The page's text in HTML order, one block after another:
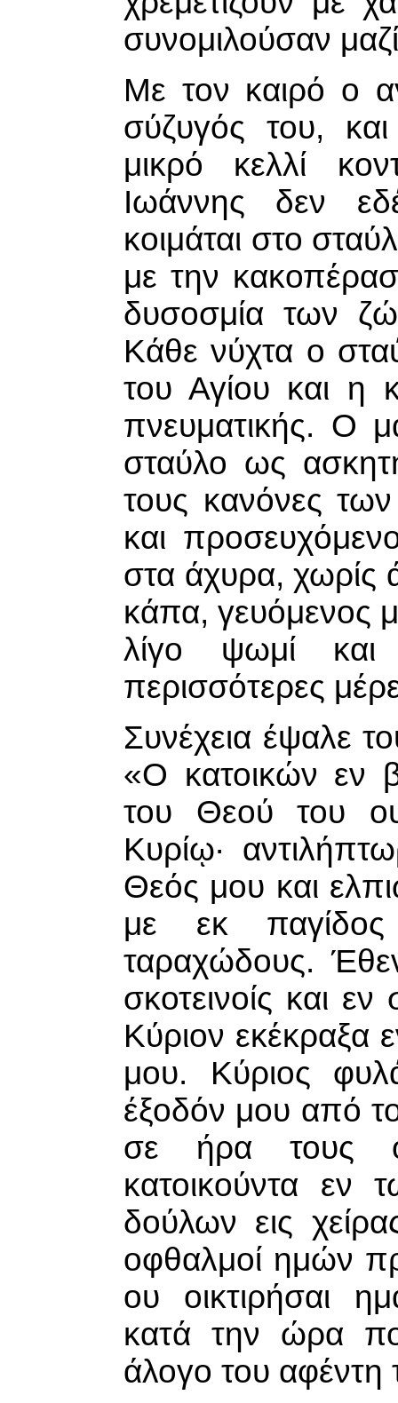
συνομιλούσαν
Με τον καιρό ο
σύζυγός του,
μικρό κελλί
Ιωάννης δεν
κοιμάται στο
με την
δυσοσμία των
Κάθε νύχτα ο
του Αγίου και η
πνευματικής. Ο
σταύλο ως
τους κανόνες
και
στα άχυρα, χωρίς
κάπα, γευόμενος
λίγο ψωμί και
περισσότερες
Συνέχεια έψαλε
«Ο κατοικών εν
του Θεού του
Κυρίῳ·
Θεός μου και
με εκ
ταραχώδους.
σκοτεινοίς και
Κύριον εκέκραξα
μου. Κύριος
έξοδόν μου από
σε ήρα τους
κατοικούντα
δούλων εις
οφθαλμοί ημών
ου οικτιρήσαι
κατά την ώρα
άλογο του αφέντη